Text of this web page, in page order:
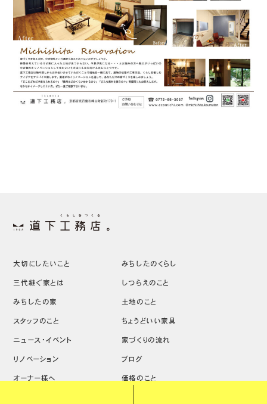
大切にしたいこと みちしたのくらし
三代継ぐ家とは しつらえのこと
みちしたの家 土地のこと
スタッフのこと ちょうどいい家具
ニュース・イベント 家づくりの流れ
リノベーション ブログ
オーナー様へ 価格のこと